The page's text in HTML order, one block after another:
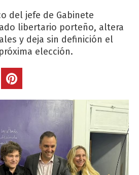
del jefe de Gabinete
libertario porteño, altera
y deja sin definición el
elección.